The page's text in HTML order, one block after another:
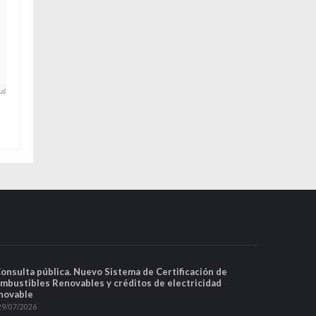
pública. Nuevo Sistema de Certificación de
Renovables y créditos de electricidad
07/2026